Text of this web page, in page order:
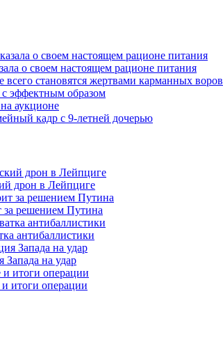
о своем настоящем рационе питания
становятся жертвами карманных воров
эффектным образом
аукционе
кадр с 9-летней дочерью
дрон в Лейпциге
решением Путина
антибаллистики
Запада на удар
итоги операции